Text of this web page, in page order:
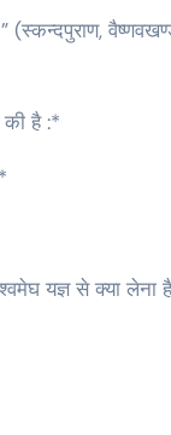
की है :*
यज्ञ से क्या लेना